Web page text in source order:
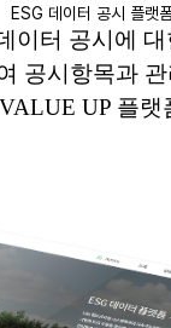
ESG 데이터 공시 플랫
이터 공시에 대
공시항목과관
VALUE UP 플랫